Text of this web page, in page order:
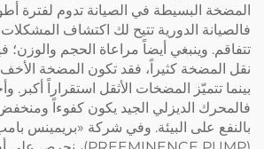
المضخة البسيطة في الصيانة تدوم لفترة
فالصيانة الدورية تتيح لك اكتشاف
تتفاقم. وينبغي أيضاً مراعاة الحجم والوزن؛
نقل المضخة كثيراً، فقد تكون المضخة الأخف
بينما تتميّز المضخات الأثقل استقراراً أكبر.
فالمحرك الديزلي الجيد يكون كفوءاً ومنخفض
بالنفع على البيئة. وفي شركة «بريمينس